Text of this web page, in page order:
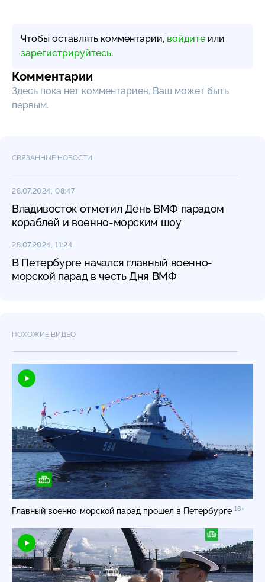
Чтобы оставлять комментарии, войдите или
зарегистрируйтесь.
Комментарии
Здесь пока нет комментариев, Ваш может быть
первым.
СВЯЗАННЫЕ НОВОСТИ
28.07.2024, 08:47
Владивосток отметил День ВМФ парадом
кораблей и военно-морским шоу
28.07.2024, 11:24
В Петербурге начался главный военно-
морской парад в честь Дня ВМФ
ПОХОЖИЕ ВИДЕО
Главный военно-морской парад прошел в Петербурге 16+